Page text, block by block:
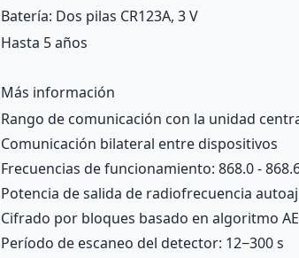
Batería: Dos pilas CR123A, 3 V
Hasta 5 años
Más información
Rango de comunicación con la unidad
Comunicación bilateral entre dispositivos
Frecuencias de funcionamiento: 868.0 -
Potencia de salida de radiofrecuencia
Cifrado por bloques basado en algoritmo
Período de escaneo del detector: 12−300 s